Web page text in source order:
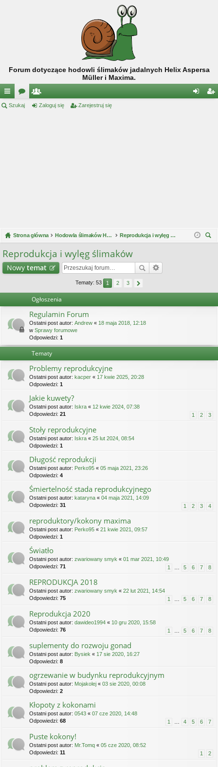
Forum dotyczące hodowli ślimaków jadalnych Helix Aspersa
Müller i Maxima.
ię or ży
Szukaj Zaloguj się Zarejestruj się
Strona główna Hodowla ślimaków Helix Aspersa Müller / Maxima
Reprodukcja i wylęg ślimaków
Reprodukcja i wylęg ślimaków
Nowy temat
Tematy: 53 1 2 3
Ogłoszenia
Regulamin Forum
Ostatni post autor: Andrew « 18 maja 2018, 12:18
w Sprawy forumowe
Odpowiedzi: 1
Tematy
Problemy reprodukcyjne
Ostatni post autor: kacper « 17 kwie 2025, 20:28
Odpowiedzi: 1
Jakie kuwety?
Ostatni post autor: Iskra « 12 kwie 2024, 07:38
Odpowiedzi: 21 1 2 3
Stoły reprodukcyjne
Ostatni post autor: Iskra « 25 lut 2024, 08:54
Odpowiedzi: 1
Długość reprodukcji
Ostatni post autor: Perko95 « 05 maja 2021, 23:26
Odpowiedzi: 4
Śmiertelność stada reprodukcyjnego
Ostatni post autor: kataryna « 04 maja 2021, 14:09
Odpowiedzi: 31 1 2 3 4
reproduktory/kokony maxima
Ostatni post autor: Perko95 « 21 kwie 2021, 09:57
Odpowiedzi: 1
Światło
Ostatni post autor: zwariowany smyk « 01 mar 2021, 10:49
Odpowiedzi: 71 1 5 6 7 8
REPRODUKCJA 2018
Ostatni post autor: zwariowany smyk « 22 lut 2021, 14:54
Odpowiedzi: 75 1 5 6 7 8
Reprodukcja 2020
Ostatni post autor: dawideo1994 « 10 gru 2020, 15:58
Odpowiedzi: 76 1 5 6 7 8
suplementy do rozwoju gonad
Ostatni post autor: Bysiek « 17 sie 2020, 16:27
Odpowiedzi: 8
ogrzewanie w budynku reprodukcyjnym
Ostatni post autor: Mojakolej « 03 sie 2020, 00:08
Odpowiedzi: 2
Kłopoty z kokonami
Ostatni post autor: 0543 « 07 cze 2020, 14:48
Odpowiedzi: 68 1 4 5 6 7
Puste kokony!
Ostatni post autor: Mr.Tomq « 05 cze 2020, 08:52
Odpowiedzi: 11 1 2